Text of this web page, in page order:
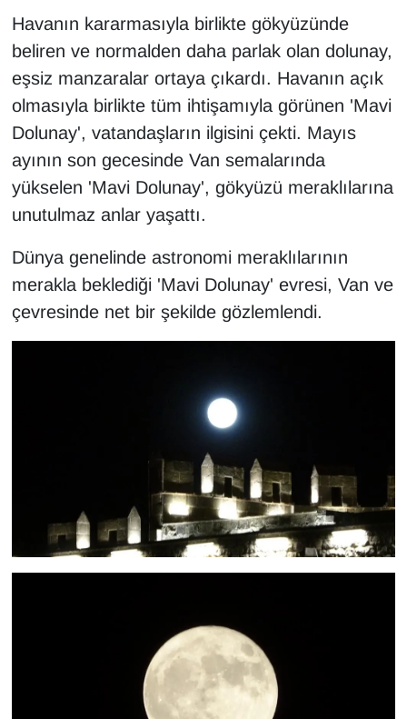
Havanın kararmasıyla birlikte gökyüzünde
beliren ve normalden daha parlak olan dolunay,
eşsiz manzaralar ortaya çıkardı. Havanın açık
olmasıyla birlikte tüm ihtişamıyla görünen 'Mavi
Dolunay', vatandaşların ilgisini çekti. Mayıs
ayının son gecesinde Van semalarında
yükselen 'Mavi Dolunay', gökyüzü meraklılarına
unutulmaz anlar yaşattı.
Dünya genelinde astronomi meraklılarının
merakla beklediği 'Mavi Dolunay' evresi, Van ve
çevresinde net bir şekilde gözlemlendi.
Kadın
Kamu Alımları
Kim Kimdir?
Kültür & Sanat
KURDÎ
MAGAZİN
MEDYA
SAĞLIK